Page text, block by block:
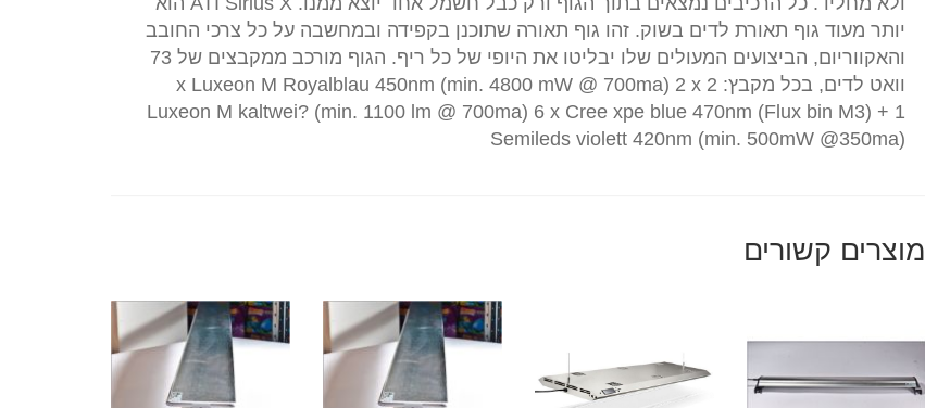
יותר מעוד גוף תאורת לדים בשוק. זהו גוף תאורה שתוכנן בקפידה ובמחשבה על כל צרכי החובב
והאקווריום, הביצועים המעולים שלו יבליטו את היופי של כל ריף. הגוף מורכב ממקבצים של 73
וואט לדים, בכל מקבץ: 2 x Luxeon M Royalblau 450nm (min. 4800 mW @ 700ma) 2 x
Luxeon M kaltwei? (min. 1100 lm @ 700ma) 6 x Cree xpe blue 470nm (Flux bin M3) + 1
Semileds violett 420nm (min. 500mW @350ma)
מוצרים קשורים